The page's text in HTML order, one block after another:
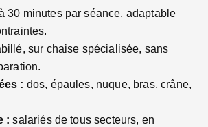
30 minutes par séance, adaptable
sur chaise spécialisée, sans
: dos, épaules, nuque, bras, crâne,
: salariés de tous secteurs, en